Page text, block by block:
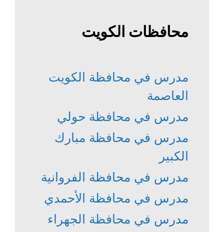
محافظات الكويت
مدرس في محافظة الكويت
العاصمة
مدرس في محافظة حولي
مدرس في محافظة مبارك
الكبير
مدرس في محافظة الفروانية
مدرس في محافظة الأحمدي
مدرس في محافظة الجهراء